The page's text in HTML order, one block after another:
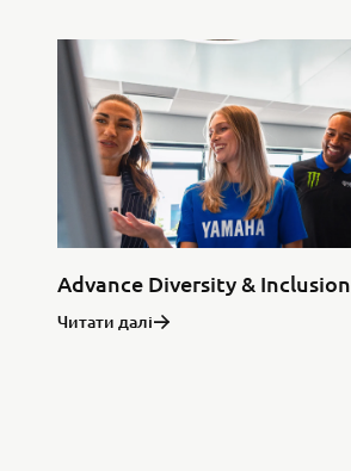
Advance Diversity & Inclusion
Читати далі